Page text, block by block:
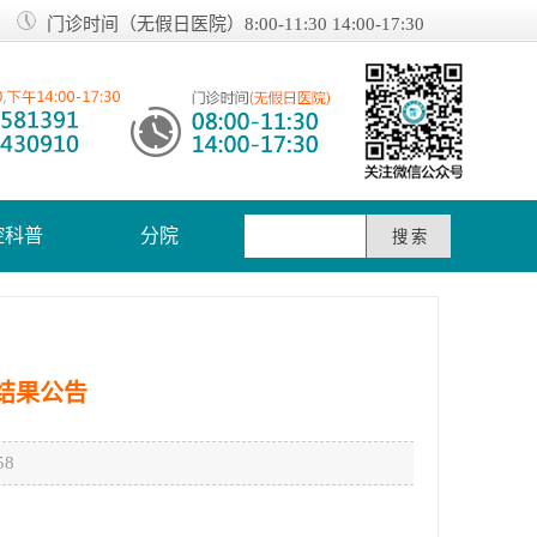
门诊时间（无假日医院）8:00-11:30 14:00-17:30
科普 分院
果公告